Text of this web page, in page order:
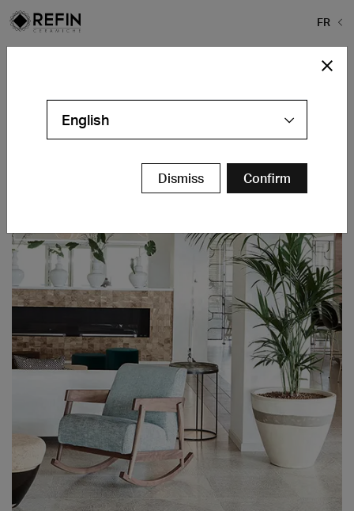
FR
Ouranoupolis - GR
English
Dismiss Confirm